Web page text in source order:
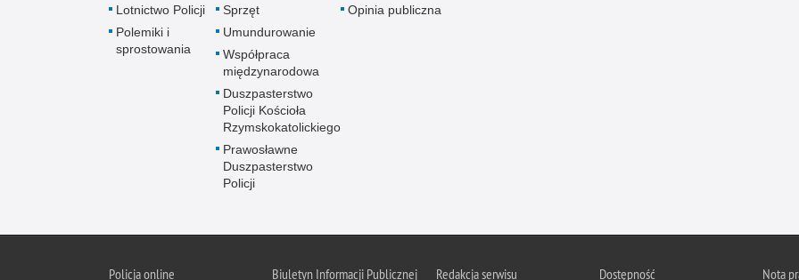
Lotnictwo Policji
Polemiki i
sprostowania
Sprzęt
Umundurowanie
Współpraca
międzynarodowa
Duszpasterstwo
Policji Kościoła
Rzymskokatolickiego
Prawosławne
Duszpasterstwo
Policji
Opinia publiczna
Policjaonline Biuletyn Informacji Publicznej Redakcja serwisu Dostępność Nota